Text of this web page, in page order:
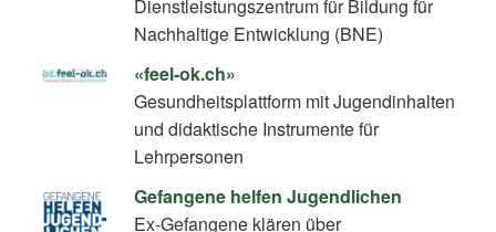
Dienstleistungszentrum für Bildung für
Nachhaltige Entwicklung (BNE)
«feel-ok.ch»
Gesundheitsplattform mit Jugendinhalten
und didaktische Instrumente für
Lehrpersonen
Gefangene helfen Jugendlichen
Ex-Gefangene klären über